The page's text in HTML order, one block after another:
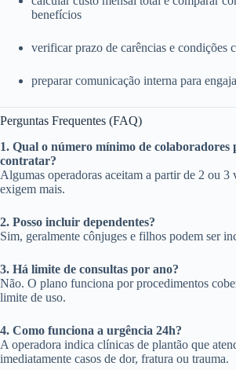
benefícios
verificar prazo de carências e condições
preparar comunicação interna para
Perguntas Frequentes (FAQ)
1. Qual o número mínimo de colaboradores
contratar?
Algumas operadoras aceitam a partir de 2 ou 3
exigem mais.
2. Posso incluir dependentes?
Sim, geralmente cônjuges e filhos podem ser
3. Há limite de consultas por ano?
Não. O plano funciona por procedimentos
limite de uso.
4. Como funciona a urgência 24h?
A operadora indica clínicas de plantão que
imediatamente casos de dor, fratura ou trauma.